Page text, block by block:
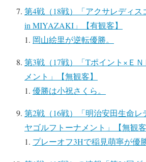
第4戦（18戦）「アクサレディス
in MIYAZAKI」【有観客】
岡山絵里が逆転優勝。
第3戦（17戦）「Tポイント×Ｅ
メント」【無観客】
優勝は小祝さくら。
第2戦（16戦）「明治安田生命レ
ヤゴルフトーナメント」【無観客
プレーオフ3Hで稲見萌寧が優